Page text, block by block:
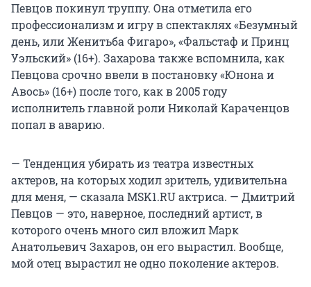
Певцов покинул труппу. Она отметила его
профессионализм и игру в спектаклях «Безумный
день, или Женитьба Фигаро», «Фальстаф и Принц
Уэльский» (16+). Захарова также вспомнила, как
Певцова срочно ввели в постановку «Юнона и
Авось» (16+) после того, как в 2005 году
исполнитель главной роли Николай Караченцов
попал в аварию.
— Тенденция убирать из театра известных
актеров, на которых ходил зритель, удивительна
для меня, — сказала MSK1.RU актриса. — Дмитрий
Певцов — это, наверное, последний артист, в
которого очень много сил вложил Марк
Анатольевич Захаров, он его вырастил. Вообще,
мой отец вырастил не одно поколение актеров.